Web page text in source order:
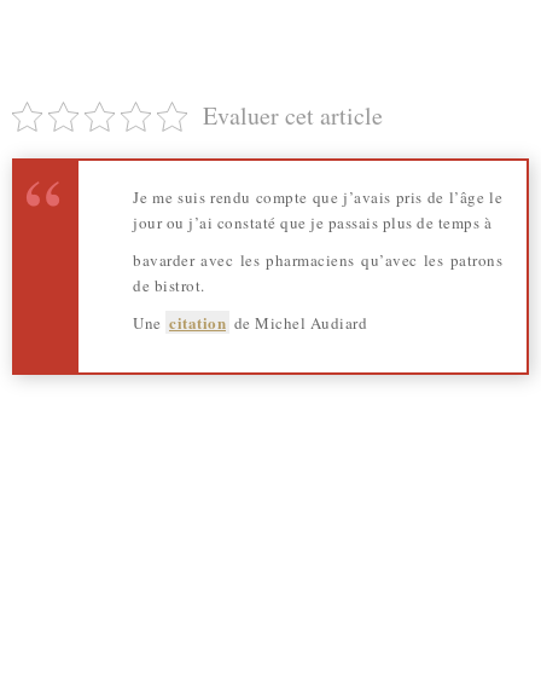
Evaluer cet article
Je me suis rendu compte que j’avais pris de l’âge le
jour ou j’ai constaté que je passais plus de temps à
bavarder avec les pharmaciens qu’avec les patrons
de bistrot.
Une citation de Michel Audiard